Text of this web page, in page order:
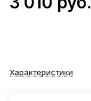
Характеристики